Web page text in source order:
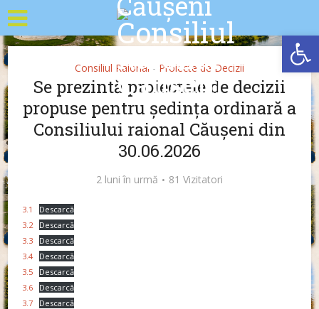
Consiliul Raional • Proiecte de Decizii
Se prezintă proiectele de decizii
propuse pentru ședința ordinară a
Consiliului raional Căușeni din
30.06.2026
2 luni în urmă 81 Vizitatori
3.1
Descarcă
3.2
Descarcă
3.3
Descarcă
3.4
Descarcă
3.5
Descarcă
3.6
Descarcă
3.7
Descarcă